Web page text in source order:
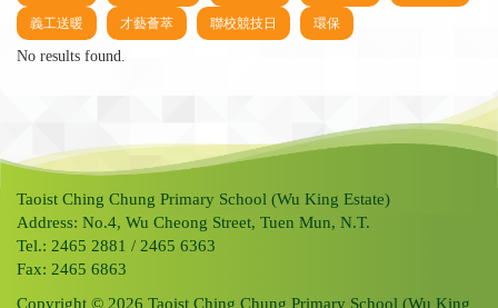
義工送暖 才藝薈萃 聯校競技日 環保
No results found.
Taoist Ching Chung Primary School (Wu King Estate)
Address: No.4, Wu Cheong Street, Tuen Mun, N.T.
Tel.: 2465 2881 / 2465 6363
Fax: 2465 6863
Copyright © 2026 Taoist Ching Chung Primary School (Wu King